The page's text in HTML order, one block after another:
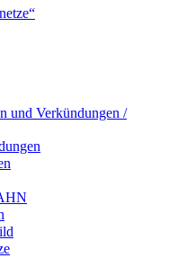
Verkündungen /